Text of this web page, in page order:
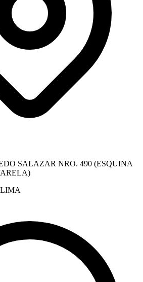
SALAZAR NRO. 490 (ESQUINA